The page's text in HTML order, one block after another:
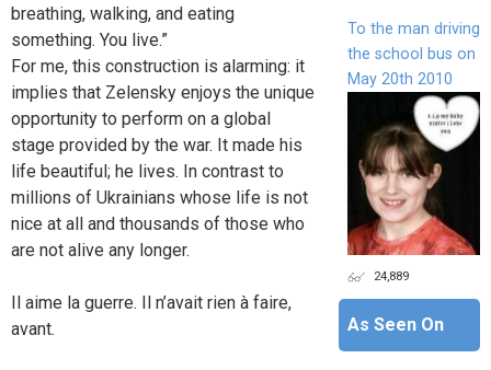
breathing, walking, and eating
something. You live.”
For me, this construction is alarming: it
implies that Zelensky enjoys the unique
opportunity to perform on a global
stage provided by the war. It made his
life beautiful; he lives. In contrast to
millions of Ukrainians whose life is not
nice at all and thousands of those who
are not alive any longer.
Il aime la guerre. Il n’avait rien à faire,
avant.
To the man driving
the school bus on
May 20th 2010
24,889
As Seen On